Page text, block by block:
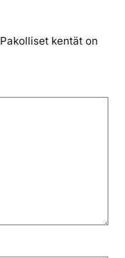
Pakolliset kentät on